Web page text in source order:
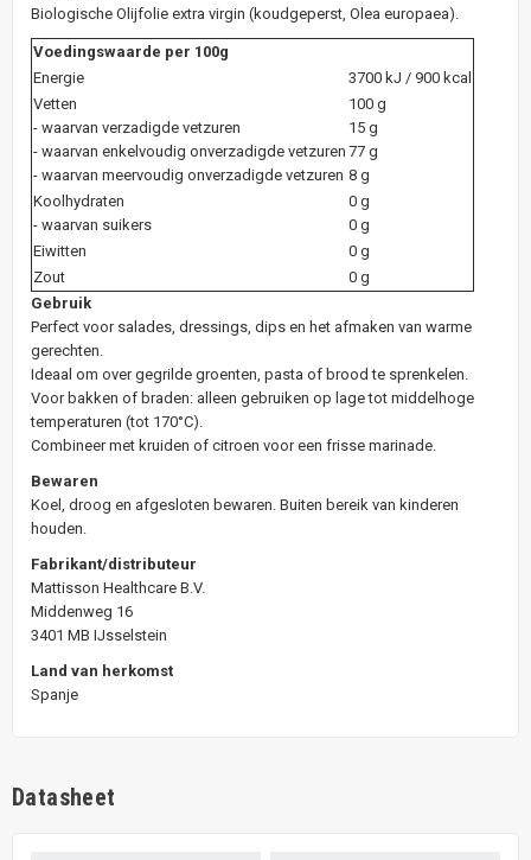
Biologische Olijfolie extra virgin (koudgeperst, Olea europaea).
Voedingswaarde per 100g
Energie
3700 kJ / 900 kcal
Vetten
- waarvan verzadigde vetzuren
- waarvan enkelvoudig onverzadigde vetzuren
- waarvan meervoudig onverzadigde vetzuren
100 g
15 g
77 g
8 g
Koolhydraten
- waarvan suikers
0 g
0 g
Eiwitten
0 g
Zout
0 g
Gebruik
Perfect voor salades, dressings, dips en het afmaken van warme
gerechten.
Ideaal om over gegrilde groenten, pasta of brood te sprenkelen.
Voor bakken of braden: alleen gebruiken op lage tot middelhoge
temperaturen (tot 170°C).
Combineer met kruiden of citroen voor een frisse marinade.
Bewaren
Koel, droog en afgesloten bewaren. Buiten bereik van kinderen
houden.
Fabrikant/distributeur
Mattisson Healthcare B.V.
Middenweg 16
3401 MB IJsselstein
Land van herkomst
Spanje
Datasheet